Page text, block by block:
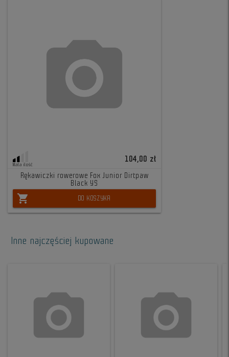
Mała ilość
104,00 zł
Rękawiczki rowerowe Fox Junior Dirtpaw
Black YS
shopping_cart DO KOSZYKA
Inne najczęściej kupowane